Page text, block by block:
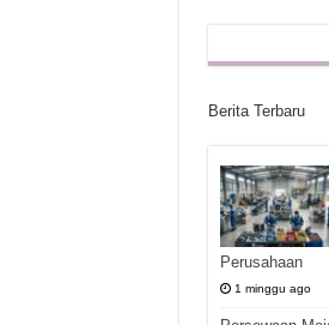
Berita Terbaru
Perusahaan
1 minggu ago